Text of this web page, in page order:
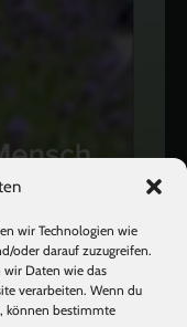
wir Technologien wie
oder darauf zuzugreifen.
wir Daten wie das
verarbeiten. Wenn du
können bestimmte
folgen